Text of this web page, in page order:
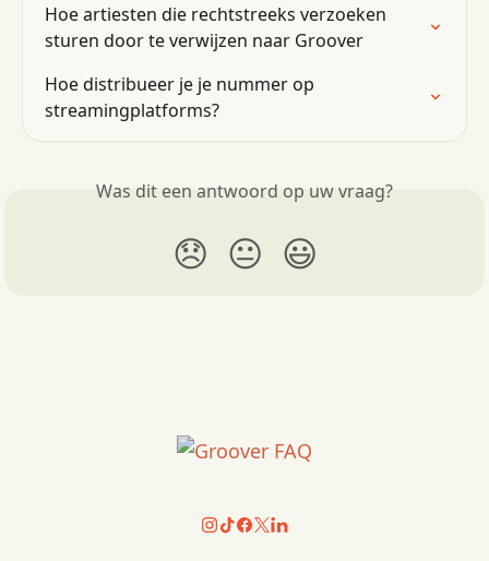
Hoe artiesten die rechtstreeks verzoeken
sturen door te verwijzen naar Groover
Hoe distribueer je je nummer op
streamingplatforms?
Was dit een antwoord op uw vraag?
😞 😐 😃